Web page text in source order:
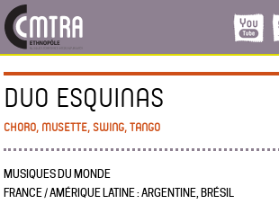
DUO ESQUINAS
CHORO, MUSETTE, SWING, TANGO
MUSIQUES DU MONDE
FRANCE / AMÉRIQUE LATINE : ARGENTINE, BRÉSIL